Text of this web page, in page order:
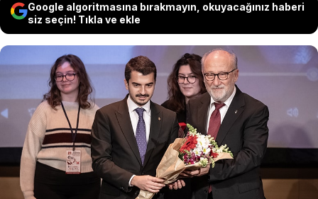
Google algoritmasına bırakmayın, okuyacağınız haberi
siz seçin! Tıkla ve ekle
27. Uluslararası Ankara Tiyatro
Festivali'nde onur ödülü Altan
Erkekli'ye verildi.